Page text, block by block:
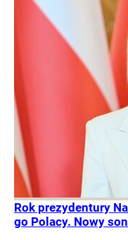
Rok prezydentury
go Polacy. Nowy